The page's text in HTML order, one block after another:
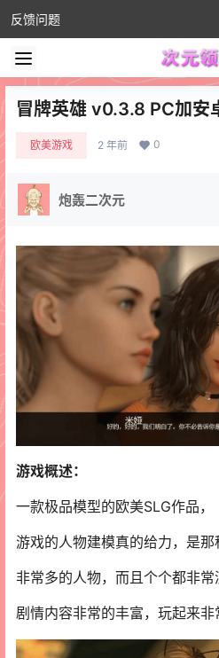
反馈问题
冒牌英雄 v0.3.8 PC加安
欧美游戏 2 年前 0
炮轰二次元
游戏概述：
一款极品模型的欧美SLG作品，
游戏的人物建模真的给力，是那
非常多的人物，而且个个都非常
剧情内容非常的丰富，玩起来非